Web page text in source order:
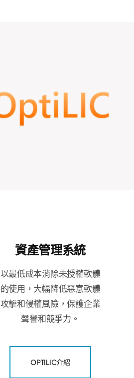
資產管理系統
以最低成本消除未授權軟體
的使用，大幅降低惡意軟體
攻擊和侵權風險，保護企業
聲譽和競爭力。
OPTILIC介紹